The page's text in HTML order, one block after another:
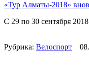
«Тур Алматы-2018»
С 29 по 30 сентября
Рубрика: Велоспорт